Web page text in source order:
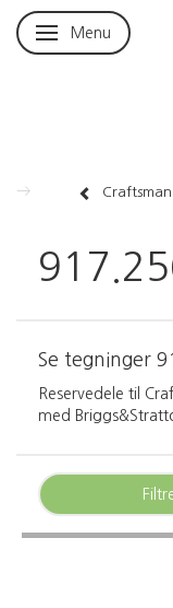
Skifte navigation
Menu
Craftsman
Se tegninger
Reservedele til
med